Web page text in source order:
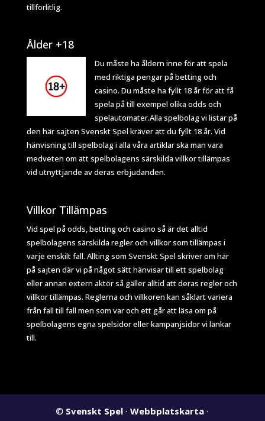
tillförlitlig.
Ålder +18
Du måste ha åldern inne för att spela
med riktiga pengar på betting och
casino. Du måste ha fyllt 18 år för att få
spela på till exempel olika odds och
spelautomater.Alla spelbolag vi listar på
den här sajten Svenskt Spel kräver att du fyllt 18 år. Vid
hänvisning till spelbolag i alla våra artiklar ska man vara
medveten om att spelbolagens särskilda villkor tillämpas
vid utnyttjande av deras erbjudanden.
Villkor Tillämpas
Vid spel på odds, betting och casino så är det alltid
spelbolagens särskilda regler och villkor som tillämpas i
varje enskilt fall. Allting som Svenskt Spel skriver om här
på sajten där vi på något sätt hänvisar till ett spelbolag
eller annan extern aktör så gäller alltid att deras regler och
villkor tillämpas. Reglerna och villkoren kan såklart variera
från fall till fall men som var och ett går att läsa om på
spelbolagens egna spelsidor eller kampanjsidor vi länkar
till.
© Svenskt Spel ·Webbplatskarta ·